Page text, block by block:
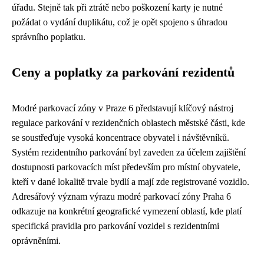
úřadu. Stejně tak při ztrátě nebo poškození karty je nutné
požádat o vydání duplikátu, což je opět spojeno s úhradou
správního poplatku.
Ceny a poplatky za parkování rezidentů
Modré parkovací zóny v Praze 6 představují klíčový nástroj
regulace parkování v rezidenčních oblastech městské části, kde
se soustřeďuje vysoká koncentrace obyvatel i návštěvníků.
Systém rezidentního parkování byl zaveden za účelem zajištění
dostupnosti parkovacích míst především pro místní obyvatele,
kteří v dané lokalitě trvale bydlí a mají zde registrované vozidlo.
Adresářový význam výrazu modré parkovací zóny Praha 6
odkazuje na konkrétní geografické vymezení oblastí, kde platí
specifická pravidla pro parkování vozidel s rezidentními
oprávněními.